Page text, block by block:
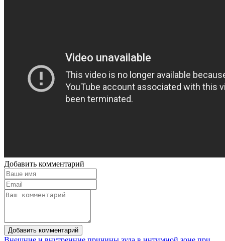
Добавить комментарий
Добавить комментарий